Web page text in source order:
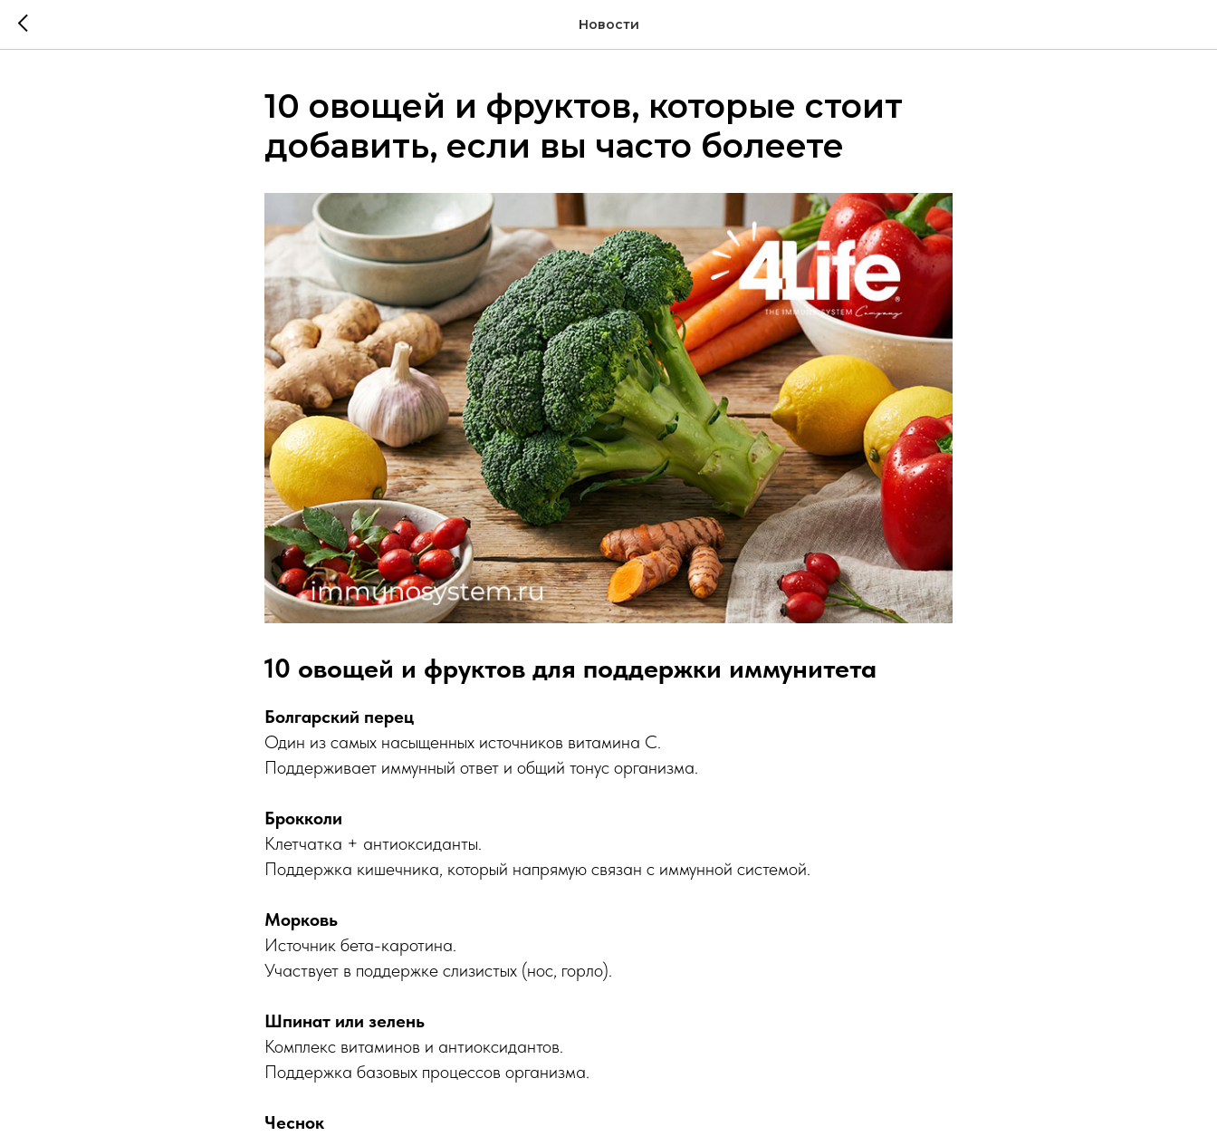
Новости
10 овощей и фруктов, которые стоит
добавить, если вы часто болеете
10 овощей и фруктов для поддержки иммунитета
Болгарский перец
Один из самых насыщенных источников витамина C.
Поддерживает иммунный ответ и общий тонус организма.
Брокколи
Клетчатка + антиоксиданты.
Поддержка кишечника, который напрямую связан с иммунной системой.
Морковь
Источник бета-каротина.
Участвует в поддержке слизистых (нос, горло).
Шпинат или зелень
Комплекс витаминов и антиоксидантов.
Поддержка базовых процессов организма.
Чеснок